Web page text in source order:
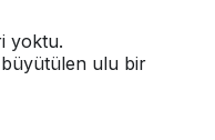
yoktu.
ulu bir